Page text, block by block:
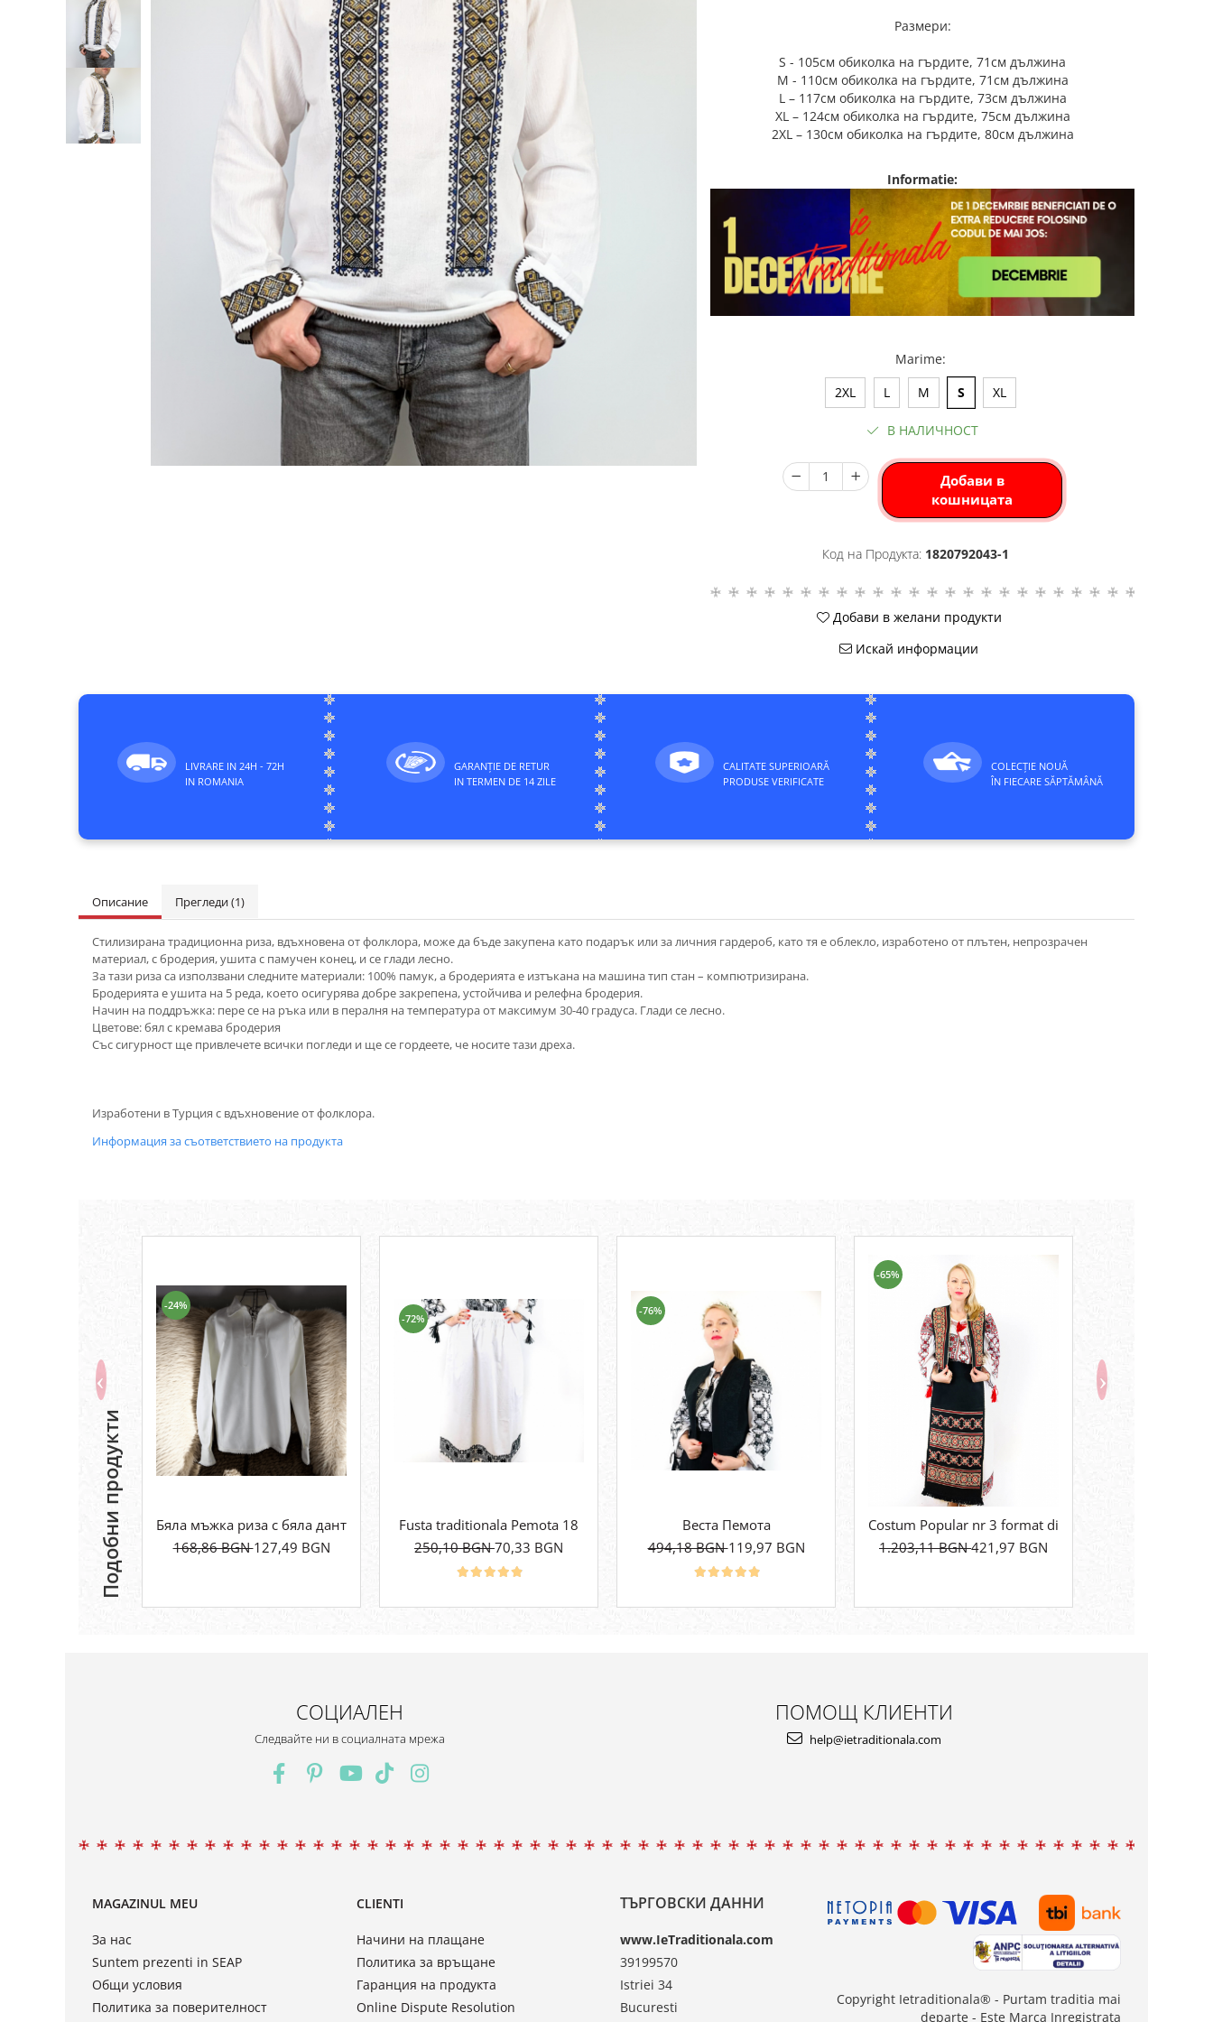
Дамски панталони
Дамски пуловери
Дамски сака
Дамски спортни комплекти
Дамски тениски
Размери:
S - 105см обиколка на гърдите, 71см дължина
M - 110см обиколка на гърдите, 71см дължина
L – 117см обиколка на гърдите, 73см дължина
XL – 124см обиколка на гърдите, 75см дължина
2XL – 130см обиколка на гърдите, 80см дължина
Informatie:
Marime:
2XL
L M S XL
В НАЛИЧНОСТ
Добави в
кошницата
Код на Продукта: 1820792043-1
Добави в желани продукти
Искай информации
LIVRARE IN 24H - 72H
IN ROMANIA
GARANȚIE DE RETUR
IN TERMEN DE 14 ZILE
CALITATE SUPERIOARĂ
PRODUSE VERIFICATE
COLECȚIE NOUĂ
ÎN FIECARE SĂPTĂMÂNĂ
Описание Прегледи(1)
Стилизирана традиционна риза, вдъхновена от фолклора, може да бъде закупена като подарък или за личния гардероб, като тя е облекло, изработено от плътен, непрозрачен
материал, с бродерия, ушита с памучен конец, и се глади лесно.
За тази риза са използвани следните материали: 100% памук, а бродерията е изтъкана на машина тип стан – компютризирана.
Бродерията е ушита на 5 реда, което осигурява добре закрепена, устойчива и релефна бродерия.
Начин на поддръжка: пере се на ръка или в пералня на температура от максимум 30-40 градуса. Глади се лесно.
Цветове: бял с кремава бродерия
Със сигурност ще привлечете всички погледи и ще се гордеете, че носите тази дреха.
Изработени в Турция с вдъхновение от фолклора.
Информация за съответствието на продукта
Подобни продукти
-24%
Бяла мъжка риза с бяла дантела
168,86 BGN127,49 BGN
-72%
Fusta traditionala Pemota 18
250,10 BGN70,33 BGN
-76%
Веста Пемота
494,18 BGN119,97 BGN
-65%
Costum Popular nr 3 format din 5 piese
1.203,11 BGN421,97 BGN
СОЦИАЛЕН
Следвайте ни в социалната мрежа
ПОМОЩ КЛИЕНТИ
help@ietraditionala.com
MAGAZINUL MEU
За нас
Suntem prezenti in SEAP
Общи условия
Политика за поверителност
CLIENTI
Начини на плащане
Политика за връщане
Гаранция на продукта
Online Dispute Resolution
ТЪРГОВСКИ ДАННИ
www.IeTraditionala.com
39199570
Istriei 34
Bucuresti
Copyright Ietraditionala® - Purtam traditia mai
departe - Este Marca Inregistrata